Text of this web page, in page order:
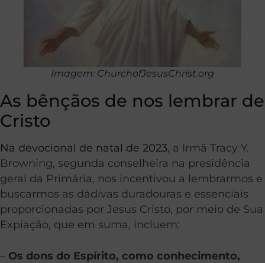
Imagem: ChurchofJesusChrist.org
As bênçãos de nos lembrar de
Cristo
Na devocional de natal de 2023, a Irmã Tracy Y.
Browning, segunda conselheira na presidência
geral da Primária, nos incentivou a lembrarmos e
buscarmos as dádivas duradouras e essenciais
proporcionadas por Jesus Cristo, por meio de Sua
Expiação, que em suma, incluem:
– Os dons do Espírito, como conhecimento,